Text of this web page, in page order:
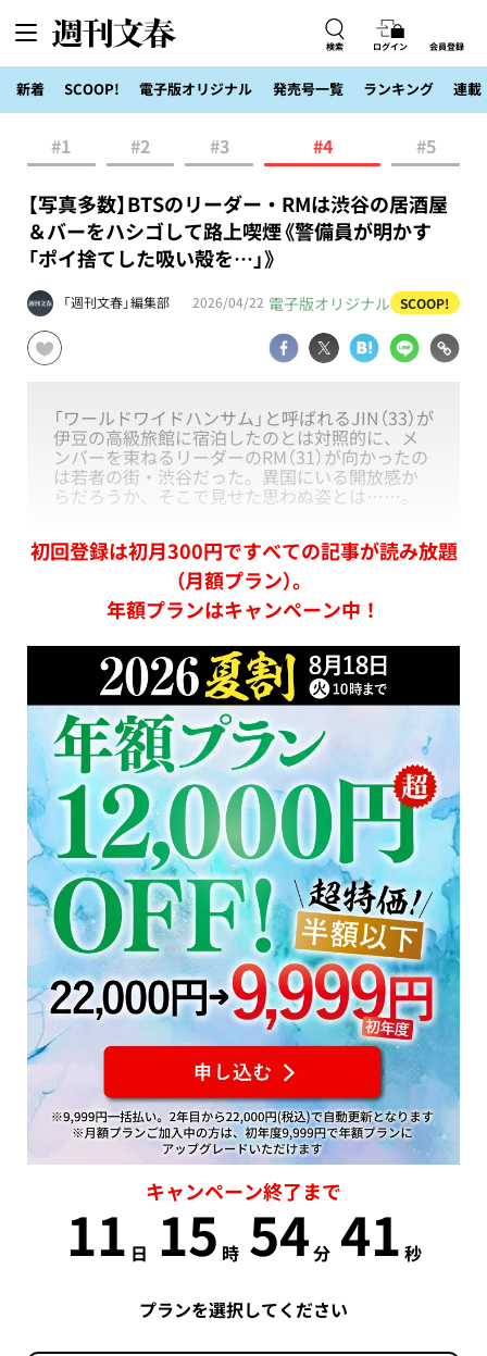
検索 ログイン 会員登録
新着 SCOOP! 電子版オリジナル 発売号一覧 ランキング 連載
#1 #2 #3 #4 #5
【写真多数】BTSのリーダー・RMは渋谷の居酒屋
＆バーをハシゴして路上喫煙《警備員が明かす
「ポイ捨てした吸い殻を…」》
「週刊文春」編集部 2026/04/22 電子版オリジナル SCOOP!
「ワールドワイドハンサム」と呼ばれるJIN（33）が
伊豆の高級旅館に宿泊したのとは対照的に、メ
ンバーを束ねるリーダーのRM（31）が向かったの
は若者の街・渋谷だった。異国にいる開放感か
らだろうか、そこで見せた思わぬ姿とは……。
初回登録は初月300円ですべての記事が読み放題
（月額プラン）。
年額プランはキャンペーン中！
キャンペーン終了まで
11 日 15 時 54分 40 秒
プランを選択してください